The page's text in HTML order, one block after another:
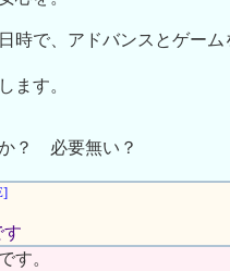
時で、アドバンスとゲー
ます。
？ 必要無い？
す
す。